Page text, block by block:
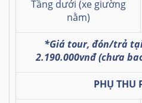
Tầng dưới (xe giường
nằm)
*Giá tour, đón/trả
2.190.000vnđ (chưa
PHỤ THU